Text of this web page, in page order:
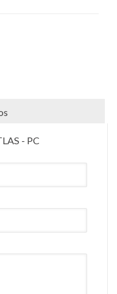
- PC